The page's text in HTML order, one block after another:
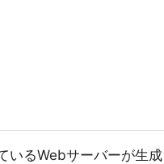
いるWebサーバーが生成